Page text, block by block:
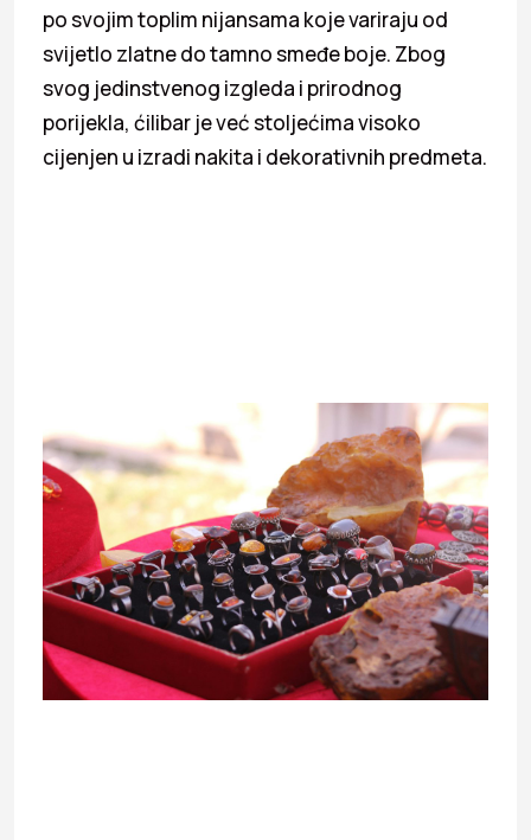
po svojim toplim nijansama koje variraju od
svijetlo zlatne do tamno smeđe boje. Zbog
svog jedinstvenog izgleda i prirodnog
porijekla, ćilibar je već stoljećima visoko
cijenjen u izradi nakita i dekorativnih predmeta.